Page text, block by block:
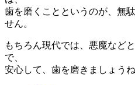
歯を磨くことというのが、無
せん。
もちろん現代では、悪魔など
で、
安心して、歯を磨きましょうね